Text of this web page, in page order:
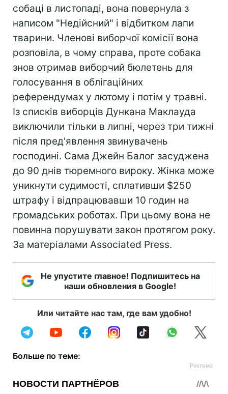
собаці в листопаді, вона повернула з
написом "Недійсний" і відбитком лапи
тварини. Членові виборчої комісії вона
розповіла, в чому справа, проте собака
знов отримав виборчий бюлетень для
голосування в облігаційних
референдумах у лютому і потім у травні.
Із списків виборців Дункана Маклауда
виключили тільки в липні, через три тижні
після пред'явлення звинувачень
господині. Сама Джейн Балог засуджена
до 90 днів тюремного вироку. Жінка може
уникнути судимості, сплативши $250
штрафу і відпрацювавши 10 годин на
громадських роботах. При цьому вона не
повинна порушувати закон протягом року.
За матеріалами Associated Press.
Не упустите главное! Подпишитесь на
наши обновления в Google!
Или читайте нас там, где вам удобно!
Больше по теме: